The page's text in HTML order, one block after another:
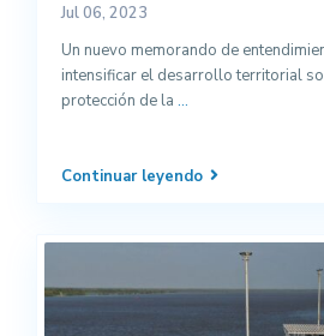
Jul 06, 2023
Un nuevo memorando de
intensificar el desarrollo territorial
protección de la ...
Continuar leyendo